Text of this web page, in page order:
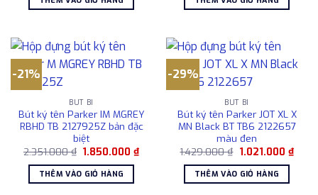
5.698.000 ₫.
-21%
BÚT BI
Bút ký tên Parker IM MGREY
RBHD TB 2127925Z bản đặc
biệt
2.351.000₫ Giá
là:
2.351.000 ₫.
1.850.000₫Giá
hiện
1.850.000 ₫.
THÊM VÀO GIỎ HÀNG
-29%
BÚT BI
Bút ký tên Parker JOT XL X
MN Black BT TB6 2122657
màu đen
1.429.000₫ Giá
là:
1.429.000 ₫.
1.021.000 ₫Giá
hiện
THÊM VÀO GIỎ HÀNG